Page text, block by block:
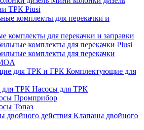
ТРК Piusi
комплекты для перекачки и заправки
комплекты для перекачки Piusi
комплекты для перекачки
Комплектующие для
Насосы для ТРК
Промприбор
Топаз
Клапаны двойного